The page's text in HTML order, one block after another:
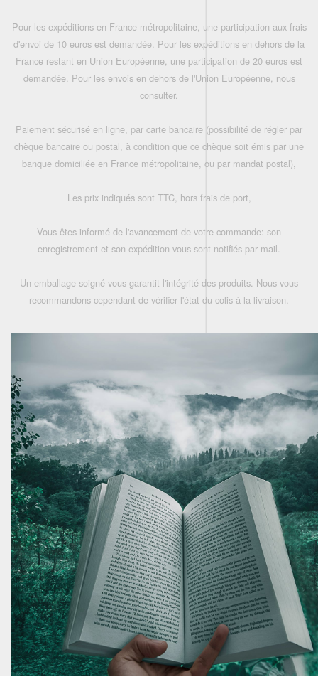
Pour les expéditions en France métropolitaine, une participation aux frais
d'envoi de 10 euros est demandée. Pour les expéditions en dehors de la
France restant en Union Européenne, une participation de 20 euros est
demandée. Pour les envois en dehors de l'Union Européenne, nous
consulter.
Paiement sécurisé en ligne, par carte bancaire (possibilité de régler par
chèque bancaire ou postal, à condition que ce chèque soit émis par une
banque domiciliée en France métropolitaine, ou par mandat postal),
Les prix indiqués sont TTC, hors frais de port,
Vous êtes informé de l'avancement de votre commande: son
enregistrement et son expédition vous sont notifiés par mail.
Un emballage soigné vous garantit l'intégrité des produits. Nous vous
recommandons cependant de vérifier l'état du colis à la livraison.